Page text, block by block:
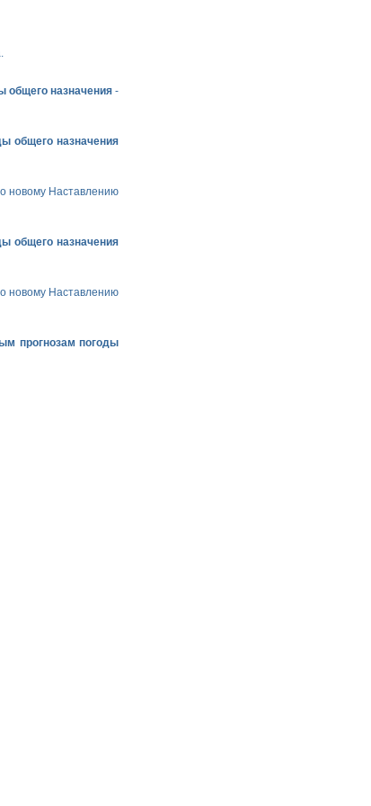
общего назначения-
общего назначения
новому Наставлению
общего назначения
новому Наставлению
прогнозам погоды